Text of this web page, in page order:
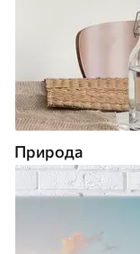
Природа